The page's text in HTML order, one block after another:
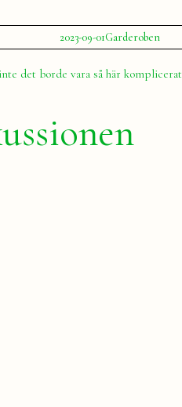
Publicerat
av
Julia
2023-09-01Publicerat
i
Garderoben
höst,
kaiser
det borde vara så här komplicerat